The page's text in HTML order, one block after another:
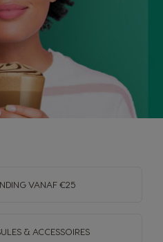
VANAF €25
& ACCESSOIRES